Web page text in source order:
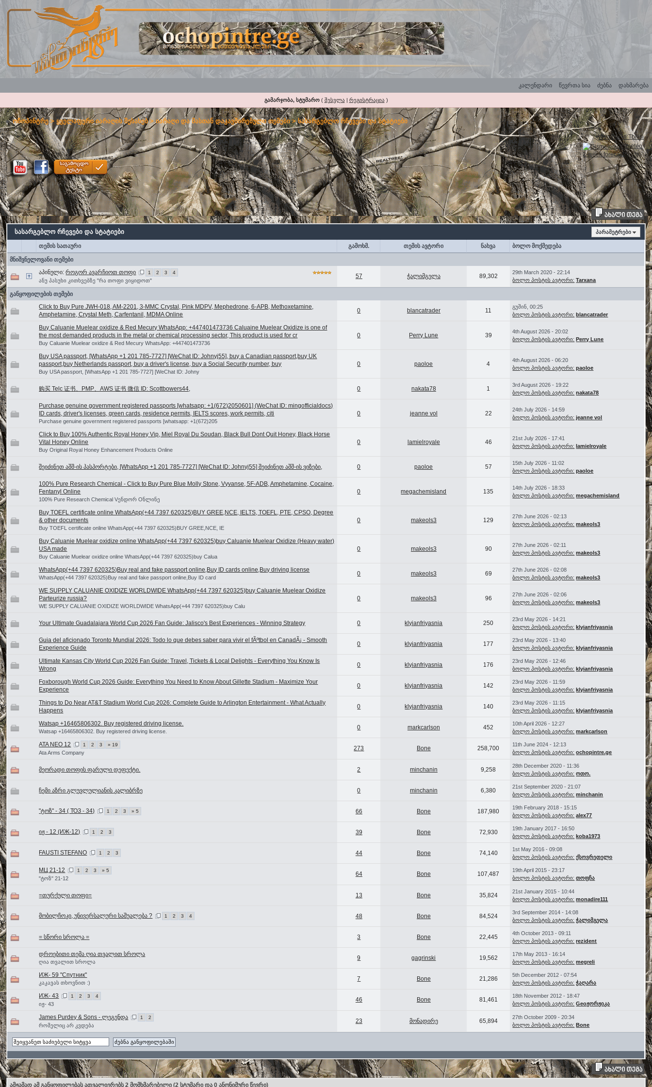
დახმარება
ძებნა
წევრთა სია
კალენდარი
გამარჯობა, სტუმარო( შესვლა | რეგისტრაცია )
ოჩოპინტრე>ყველაფერი იარაღის შესახებ>იარაღი და მასთან დაკავშირებული თემები>სასარგებლო რჩევები და სტატიები
Weather in Tbilisi
Gismeteo
2-week forecast
სასარგებლო რჩევები და სტატიები პარამეტრები
თემის სათაური გამოხმ. თემის ავტორი ნახვა
ბოლო მოქმედება
მნიშვნელოვანი თემები
აპინული:როგორ ავარჩიოთ თოფი 1 2 3 4
ანუ პასუხი კითხვებზე "რა თოფი ვიყიდოთ"
57 ჭალიმგელა 89,302
29th March 2020 - 22:14
ბოლო პოსტის ავტორი: Tarxana
განყოფილების თემები
Click to Buy Pure JWH-018, AM-2201, 3-MMC Crystal, Pink MDPV, Mephedrone, 6-APB, Methoxetamine,
Amphetamine, Crystal Meth, Carfentanil, MDMA Online
0 blancatrader 11
გუშინ, 00:25
ბოლო პოსტის ავტორი: blancatrader
Buy Caluanie Muelear oxidize & Red Mecury WhatsApp: +447401473736 Caluaine Muelear Oxidize is one of
the most demanded products in the metal or chemical processing sector, This product is used for cr
Buy Caluanie Muelear oxidize & Red Mecury WhatsApp: +447401473736
0 Perry Lune 39
4th August 2026 - 20:02
ბოლო პოსტის ავტორი: Perry Lune
Buy USA passport, [WhatsApp +1 201 785-7727] [WeChat ID: Johnyj55], buy a Canadian passport,buy UK
passport,buy Netherlands passport, buy a driver's license, buy a Social Security number, buy
Buy USA passport, [WhatsApp +1 201 785-7727] [WeChat ID: Johny
0 paoloe 4
4th August 2026 - 06:20
ბოლო პოსტის ავტორი: paoloe
购买 Telc 证书、PMP、AWS 证书 微信 ID: Scottbowers44, 0 nakata78 1
3rd August 2026 - 19:22
ბოლო პოსტის ავტორი: nakata78
Purchase genuine government registered passports [whatsapp: +1(672)2050601] (WeChat ID: mingofficialdocs)
ID cards, driver's licenses, green cards, residence permits, IELTS scores, work permits, citi
Purchase genuine government registered passports [whatsapp: +1(672)205
0 jeanne vol 22
24th July 2026 - 14:59
ბოლო პოსტის ავტორი: jeanne vol
Click to Buy 100% Authentic Royal Honey Vip, Miel Royal Du Soudan, Black Bull Dont Quit Honey, Black Horse
Vital Honey Online
Buy Original Royal Honey Enhancement Products Online
0 lamielroyale 46
21st July 2026 - 17:41
ბოლო პოსტის ავტორი: lamielroyale
შეიძინეთ აშშ-ის პასპორტები, [WhatsApp +1 201 785-7727] [WeChat ID: Johnyj55] შეიძინეთ აშშ-ის ვიზები, 0 paoloe 57
15th July 2026 - 11:02
ბოლო პოსტის ავტორი: paoloe
100% Pure Research Chemical - Click to Buy Pure Blue Molly Stone, Vyvanse, 5F-ADB, Amphetamine, Cocaine,
Fentanyl Online
100% Pure Research Chemical Vენდორ Oნლინე
0 megachemisland 135
14th July 2026 - 18:33
ბოლო პოსტის ავტორი: megachemisland
Buy TOEFL certificate online WhatsApp(+44 7397 620325)BUY GREE,NCE, IELTS, TOEFL, PTE, CPSO, Degree
& other documents
Buy TOEFL certificate online WhatsApp(+44 7397 620325)BUY GREE,NCE, IE
0 makeols3 129
27th June 2026 - 02:13
ბოლო პოსტის ავტორი: makeols3
Buy Caluanie Muelear oxidize online WhatsApp(+44 7397 620325)buy Caluanie Muelear Oxidize (Heavy water)
USA made
Buy Caluanie Muelear oxidize online WhatsApp(+44 7397 620325)buy Calua
0 makeols3 90
27th June 2026 - 02:11
ბოლო პოსტის ავტორი: makeols3
WhatsApp(+44 7397 620325)Buy real and fake passport online,Buy ID cards online,Buy driving license
WhatsApp(+44 7397 620325)Buy real and fake passport online,Buy ID card
0 makeols3 69
27th June 2026 - 02:08
ბოლო პოსტის ავტორი: makeols3
WE SUPPLY CALUANIE OXIDIZE WORLDWIDE WhatsApp(+44 7397 620325)buy Caluanie Muelear Oxidize
Parteurize russia?
WE SUPPLY CALUANIE OXIDIZE WORLDWIDE WhatsApp(+44 7397 620325)buy Calu
0 makeols3 96
27th June 2026 - 02:06
ბოლო პოსტის ავტორი: makeols3
Your Ultimate Guadalajara World Cup 2026 Fan Guide: Jalisco's Best Experiences - Winning Strategy 0 klyianfriyasnia 250
23rd May 2026 - 14:21
ბოლო პოსტის ავტორი: klyianfriyasnia
Guia del aficionado Toronto Mundial 2026: Todo lo que debes saber para vivir el fÃºtbol en CanadÃ¡ - Smooth
Experience Guide
0 klyianfriyasnia 177
23rd May 2026 - 13:40
ბოლო პოსტის ავტორი: klyianfriyasnia
Ultimate Kansas City World Cup 2026 Fan Guide: Travel, Tickets & Local Delights - Everything You Know Is
Wrong
0 klyianfriyasnia 176
23rd May 2026 - 12:46
ბოლო პოსტის ავტორი: klyianfriyasnia
Foxborough World Cup 2026 Guide: Everything You Need to Know About Gillette Stadium - Maximize Your
Experience
0 klyianfriyasnia 142
23rd May 2026 - 11:59
ბოლო პოსტის ავტორი: klyianfriyasnia
Things to Do Near AT&T Stadium World Cup 2026: Complete Guide to Arlington Entertainment - What Actually
Happens
0 klyianfriyasnia 140
23rd May 2026 - 11:15
ბოლო პოსტის ავტორი: klyianfriyasnia
Watsap +16465806302. Buy registered driving license.
Watsap +16465806302. Buy registered driving license.
0 markcarlson 452
10th April 2026 - 12:27
ბოლო პოსტის ავტორი: markcarlson
ATA NEO 12 1 2 3 » 19
Ata Arms Company
273 Bone 258,700
11th June 2024 - 12:13
ბოლო პოსტის ავტორი: ochopintre.ge
მეორადი თოფის ფარული დეფექტი. 2 minchanin 9,258
28th December 2020 - 11:36
ბოლო პოსტის ავტორი: ოთო.
ჩემი აზრი გლუვლულიანის კალიბრზე 0 minchanin 6,380
21st September 2020 - 21:07
ბოლო პოსტის ავტორი: minchanin
"ტოზ" - 34 ( ТОЗ - 34) 1 2 3 » 5 66 Bone 187,980
19th February 2018 - 15:15
ბოლო პოსტის ავტორი: alex77
იჟ - 12 (ИЖ-12) 1 2 3 39 Bone 72,930
19th January 2017 - 16:50
ბოლო პოსტის ავტორი: koba1973
FAUSTI STEFANO 1 2 3 44 Bone 74,140
1st May 2016 - 09:08
ბოლო პოსტის ავტორი: ქსოვრეთელი
МЦ 21-12 1 2 3 » 5
"ტოზ" 21-12
64 Bone 107,487
19th April 2015 - 23:17
ბოლო პოსტის ავტორი: თოფჩა
=თურქული თოფი= 13 Bone 35,824
21st January 2015 - 10:44
ბოლო პოსტის ავტორი: monadire111
მობილჩოკი, უნივერსალური საშუალება ? 1 2 3 4 48 Bone 84,524
3rd September 2014 - 14:08
ბოლო პოსტის ავტორი: ჭალიმგელა
= სწორი სროლა = 3 Bone 22,445
4th October 2013 - 09:11
ბოლო პოსტის ავტორი: rezident
დროებითი თემა ღია თვალით სროლა
ღია თვალით სროლა
9 gagrinski 19,562
17th May 2013 - 16:14
ბოლო პოსტის ავტორი: megreli
ИЖ- 59 "Спутник"
კაკავას თხოვნით :)
7 Bone 21,286
5th December 2012 - 07:54
ბოლო პოსტის ავტორი: ჭაღარა
ИЖ- 43 1 2 3 4
იჟ- 43
46 Bone 81,461
18th November 2012 - 18:47
ბოლო პოსტის ავტორი: Geoჟორჟიკა
James Purdey & Sons - ლეგენდა 1 2
რომელიც არ კვდება
23 მონადირე 65,894
27th October 2009 - 20:34
ბოლო პოსტის ავტორი: Bone
ამჟამად ამ განყოფილებას ათვალიერებს 2 მომხმარებელი(2 სტუმარი და 0 ანონიმური წევრი)